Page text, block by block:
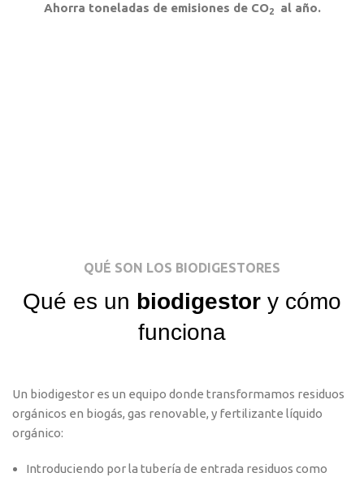
Ahorra toneladas de emisiones de CO2al año.
QUÉ SON LOS BIODIGESTORES
Qué es un biodigestor y cómo
funciona
Un biodigestor es un equipo donde transformamos residuos
orgánicos en biogás, gas renovable, y fertilizante líquido
orgánico:
Introduciendo por la tubería de entrada residuos como